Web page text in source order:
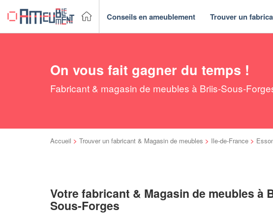
Conseils en ameublement Trouver un
On vous fait gagner du temps !
Fabricant & magasin de meubles à Briis-Sous-
Accueil > Trouver un fabricant & Magasin de meubles > Ile-de-France >
Votre fabricant & Magasin de meubles à
Sous-Forges